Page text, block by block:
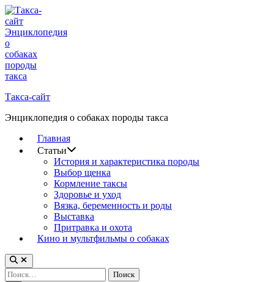
Перейти
к
содержимому
Такса-сайт
Энциклопедия о собаках породы такса
Главная
Статьи
История и характеристика породы
Выбор щенка
Кормление таксы
Здоровье и уход
Вязка, беременность и роды
Выставка
Притравка и охота
Кино и мультфильмы о собаках
Открыть
поиск
Найти: